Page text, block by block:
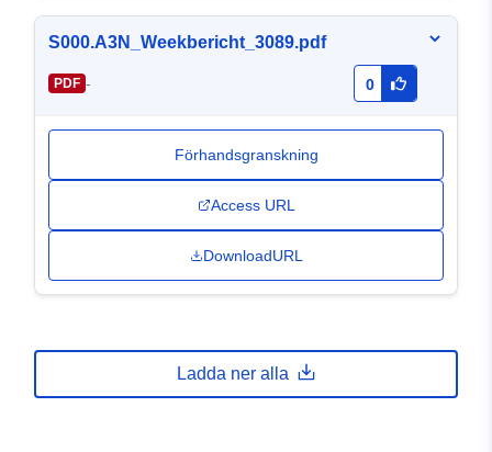
S000.A3N_Weekbericht_3089.pdf
PDF - 0
Förhandsgranskning
Access URL
DownloadURL
Ladda ner alla